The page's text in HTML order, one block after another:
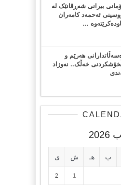
بیرانی شەڕڤانێک لە
ئەحمەد کامەران
…
هەرێم و
خەڵک.. نەوزاد
2026
پ هـ ش ی
1
2